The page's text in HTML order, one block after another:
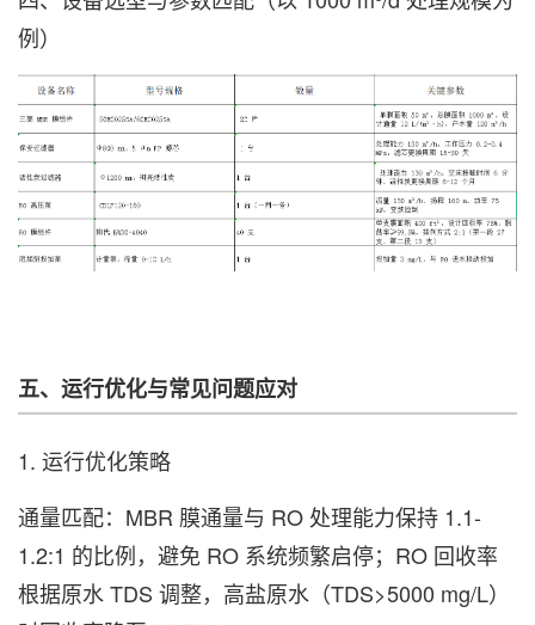
例）
五、运行优化与常见问题应对
1. 运行优化策略
通量匹配：MBR 膜通量与 RO 处理能力保持 1.1-
1.2:1 的比例，避免 RO 系统频繁启停；RO 回收率
根据原水 TDS 调整，高盐原水（TDS>5000 mg/L）